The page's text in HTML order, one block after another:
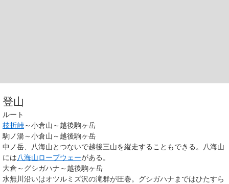
登山
ルート
枝折峠～小倉山～越後駒ヶ岳
駒ノ湯～小倉山～越後駒ヶ岳
中ノ岳、八海山とつないで越後三山を縦走することもできる。八海山
には八海山ロープウェーがある。
大倉～グシガハナ～越後駒ヶ岳
水無川沿いはオツルミズ沢の滝群が圧巻。グシガハナまではひたすら